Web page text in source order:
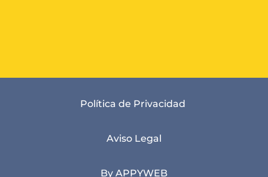
Política de Privacidad
Aviso Legal
By APPYWEB